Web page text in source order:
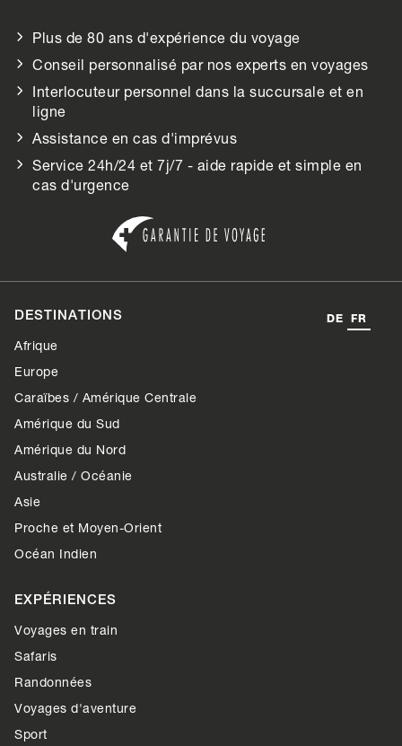
Plus de 80 ans d'expérience du voyage
Conseil personnalisé par nos experts en voyages
Interlocuteur personnel dans la succursale et en
ligne
Assistance en cas d'imprévus
Service 24h/24 et 7j/7 - aide rapide et simple en
cas d'urgence
DESTINATIONS
Afrique
Europe
Caraïbes / Amérique Centrale
Amérique du Sud
Amérique du Nord
Australie / Océanie
Asie
Proche et Moyen-Orient
Océan Indien
EXPÉRIENCES
Voyages en train
Safaris
Randonnées
Voyages d'aventure
Sport
DE FR